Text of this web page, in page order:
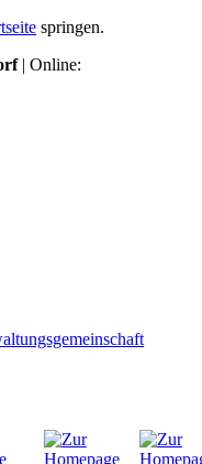
springen.
| Online: